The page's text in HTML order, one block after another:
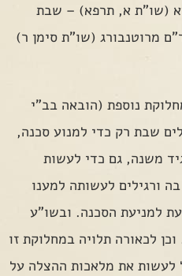
(שו"ת א, תרפא) – שבת
מרוטנבורג (שו"ת סימן ר)
נוספת (הובאה בב"י
שבת רק כדי למנוע סכנה,
משנה, גם כדי לעשות
ורגילים לעשותה למענו
למניעת הסכנה. ובשו"ע
לכאורה תלויה במחלוקת זו
את מלאכות ההצלה על